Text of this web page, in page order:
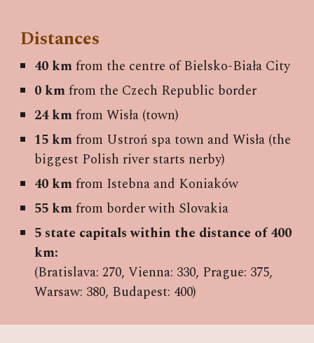
Distances
40 kmfrom the centre of Bielsko-Biała City
0 kmfrom the Czech Republic border
24 kmfrom Wisła (town)
15 kmfrom Ustroń spa town and Wisła (the
biggest Polish river starts nerby)
40 kmfrom Istebna and Koniaków
55 kmfrom border with Slovakia
5 state capitals within the distance of 400
km:
(Bratislava: 270, Vienna: 330, Prague: 375,
Warsaw: 380, Budapest: 400)